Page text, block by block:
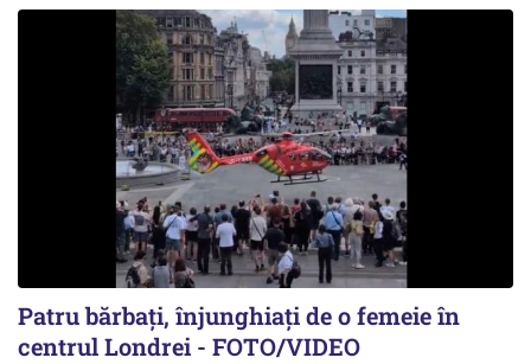
Patru bărbați, înjunghiați de o femeie în
centrul Londrei - FOTO/VIDEO